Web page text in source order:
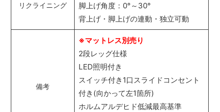
リクライニング
脚上げ角度：0°～30°
背上げ・脚上げの連動・独立可動
備考
※マットレス別売り
2段レッグ仕様
LED照明付き
スイッチ付き1口スライドコンセント
付き(向かって左1箇所)
ホルムアルデヒド低減最高基準